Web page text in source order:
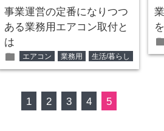
事業運営の定番になりつつ
ある業務用エアコン取付と
は
folder エアコン 業務用 生活/暮らし
1 2 3 4 5